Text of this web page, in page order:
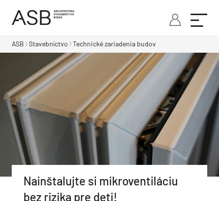
ASB Stavebníctvo Technické zariadenia budov
Nainštalujte si mikroventiláciu
bez rizika pre deti!